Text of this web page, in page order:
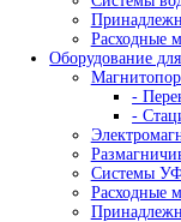
-
-
-
-
Системы